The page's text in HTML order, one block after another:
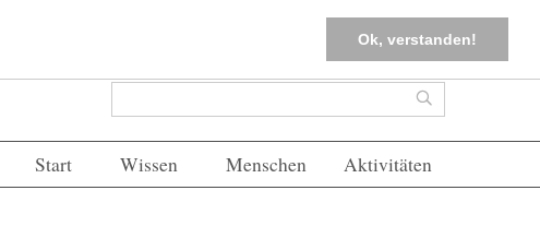
Ok, verstanden!
FAQs Einloggen
Suchformular Suche
Start Wissen Menschen Aktivitäten